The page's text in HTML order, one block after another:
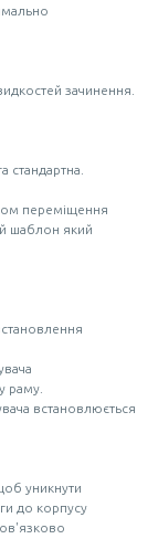
зачинення.
стандартна.
переміщення
шаблон який
раму.
встановлюється
уникнути
до корпусу